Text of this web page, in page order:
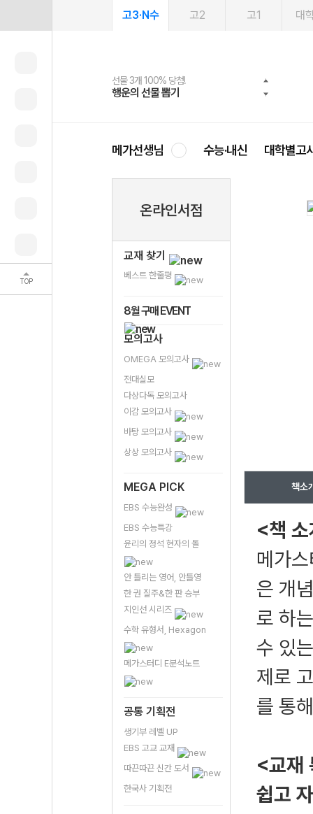
TOP
고3·N수 고2 고1 대
선물 3개 100% 당첨!
행운의 선물 뽑기
선물 100% 증정!
메가스터디 X 올리브
여름방학 스터디 캐시백
메가런 썸머스쿨
2027 러셀 단과
강사 공개선발
스마트러닝앱
설문 EVENT
메가패스
3일 무료 체험권
메가패스 수강생 무료혜택!
메가클럽 멤버십
사회공헌 캠페인
희망이룸 메가나눔
메가선생님 수능·내신 대학별고
온라인서점
교재 찾기
베스트 한줄평
8월 구매 EVENT
모의고사
OMEGA 모의고사
전대실모
다상다독 모의고사
이감 모의고사
바탕 모의고사
상상 모의고사
MEGA PICK
EBS 수능완성
EBS 수능특강
윤리의 정석 현자의 돌
안 틀리는 영어, 안틀영
한 권 질주&한 판 승부
지인선 시리즈
수학 유형서, Hexagon
메가스터디 E분석노트
공통 기획전
생기부 레벨 UP
EBS 고교 교재
따끈따끈 신간 도서
한국사 기획전
책소
<책
메가
은 개
로 하
수 있
제로
를 통
<교재
쉽고